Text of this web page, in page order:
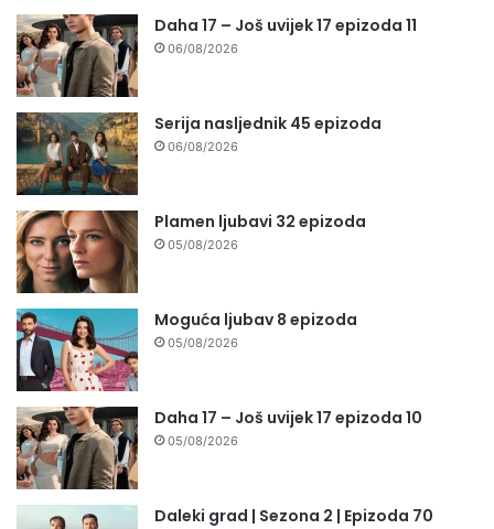
Daha 17 – Još uvijek 17 epizoda 11
06/08/2026
Serija nasljednik 45 epizoda
06/08/2026
Plamen ljubavi 32 epizoda
05/08/2026
Moguća ljubav 8 epizoda
05/08/2026
Daha 17 – Još uvijek 17 epizoda 10
05/08/2026
Daleki grad | Sezona 2 | Epizoda 70